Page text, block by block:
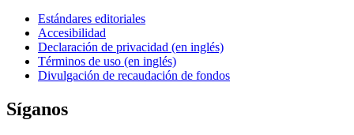
Estándares editoriales
Accesibilidad
Declaración de privacidad (en inglés)
Términos de uso (en inglés)
Divulgación de recaudación de fondos
Síganos